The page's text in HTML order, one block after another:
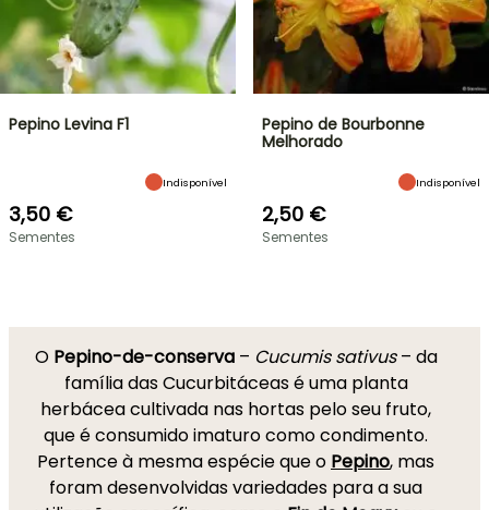
Pepino Levina F1
Indisponível
3,50 €
Sementes
Pepino de Bourbonne
Melhorado
Indisponível
2,50 €
Sementes
O Pepino-de-conserva– Cucumis sativus– da
família das Cucurbitáceas é uma planta
herbácea cultivada nas hortas pelo seu fruto,
que é consumido imaturo como condimento.
Pertence à mesma espécie que o Pepino, mas
foram desenvolvidas variedades para a sua